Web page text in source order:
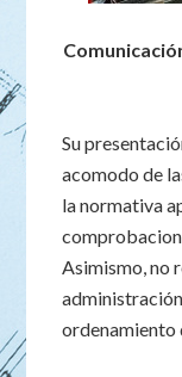
Su
acomodo de
la normativa
Asimismo, no